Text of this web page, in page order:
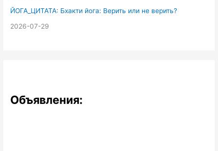
ЙОГА_ЦИТАТА: Бхакти йога: Верить или не верить?
2026-07-29
Объявления: